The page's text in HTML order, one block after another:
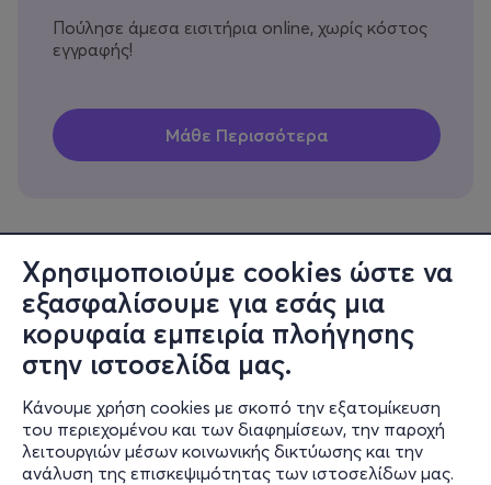
Χρησιμοποιούμε cookies ώστε να
εξασφαλίσουμε για εσάς μια
κορυφαία εμπειρία πλοήγησης
στην ιστοσελίδα μας.
Κάνουμε χρήση cookies με σκοπό την εξατομίκευση
του περιεχομένου και των διαφημίσεων, την παροχή
λειτουργιών μέσων κοινωνικής δικτύωσης και την
ανάλυση της επισκεψιμότητας των ιστοσελίδων μας.
Πούλησε άμεσα εισιτήρια online, χωρίς κόστος
εγγραφής!
Πληροφορίες
Υποστήριξη
Stay Connected